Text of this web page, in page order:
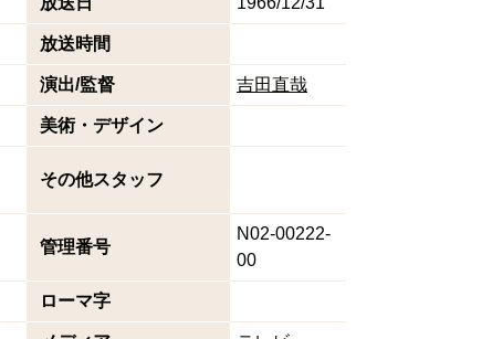
放送時間
演出/監督 吉田直哉
美術・デザイン
その他スタッフ
管理番号
N02-00222-
00
ローマ字